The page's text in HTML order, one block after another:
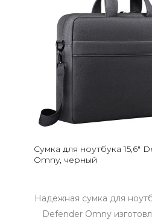
Сумка для ноутбука 15,6"
Omny, черный
Надёжная сумка для
Defender Omny